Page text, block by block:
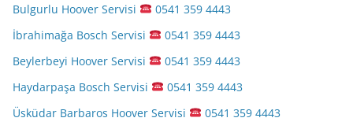
Bulgurlu Hoover Servisi
0541 359 4443
İbrahimağa Bosch Servisi
0541 359 4443
Beylerbeyi Hoover Servisi
0541 359 4443
Haydarpaşa Bosch Servisi
0541 359 4443
Üsküdar Barbaros Hoover Servisi
0541 359 4443